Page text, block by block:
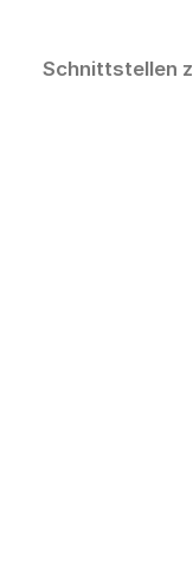
Schnittstellen